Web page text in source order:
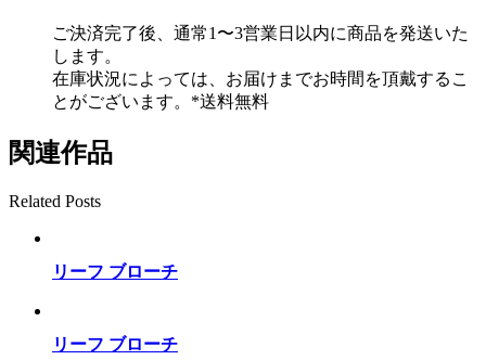
ご決済完了後、通常1〜3営業日以内に商品を発送いた
します。
在庫状況によっては、お届けまでお時間を頂戴するこ
とがございます。*送料無料
関連作品
Related Posts
リーフ ブローチ
リーフ ブローチ